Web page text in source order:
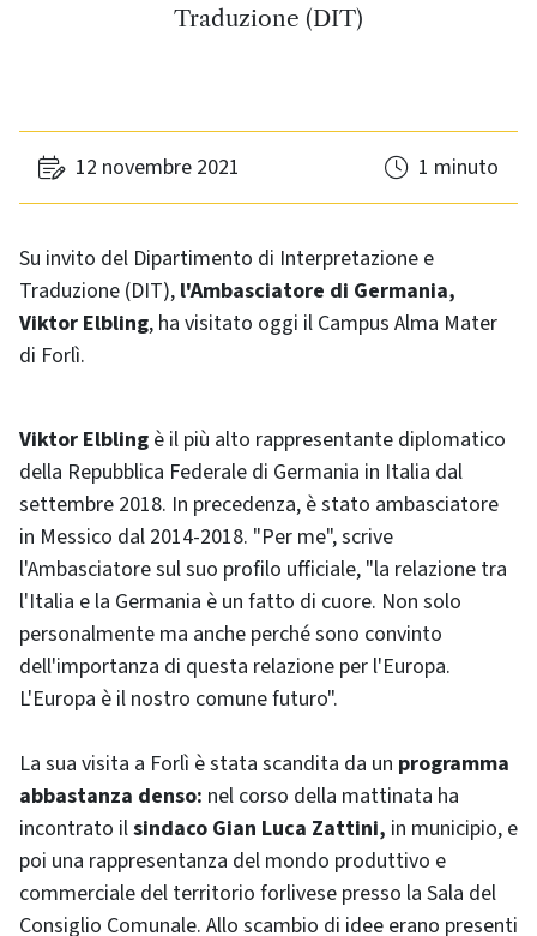
Traduzione (DIT)
12 novembre 2021 1 minuto
Su invito del Dipartimento di Interpretazione e
Traduzione (DIT), l'Ambasciatore di Germania,
Viktor Elbling, ha visitato oggi il Campus Alma Mater
di Forlì.
Viktor Elbling è il più alto rappresentante diplomatico
della Repubblica Federale di Germania in Italia dal
settembre 2018. In precedenza, è stato ambasciatore
in Messico dal 2014-2018. "Per me", scrive
l'Ambasciatore sul suo profilo ufficiale, "la relazione tra
l'Italia e la Germania è un fatto di cuore. Non solo
personalmente ma anche perché sono convinto
dell'importanza di questa relazione per l'Europa.
L'Europa è il nostro comune futuro".
La sua visita a Forlì è stata scandita da un programma
abbastanza denso: nel corso della mattinata ha
incontrato ilsindaco Gian Luca Zattini, in municipio, e
poi una rappresentanza del mondo produttivo e
commerciale del territorio forlivese presso la Sala del
Consiglio Comunale. Allo scambio di idee erano presenti